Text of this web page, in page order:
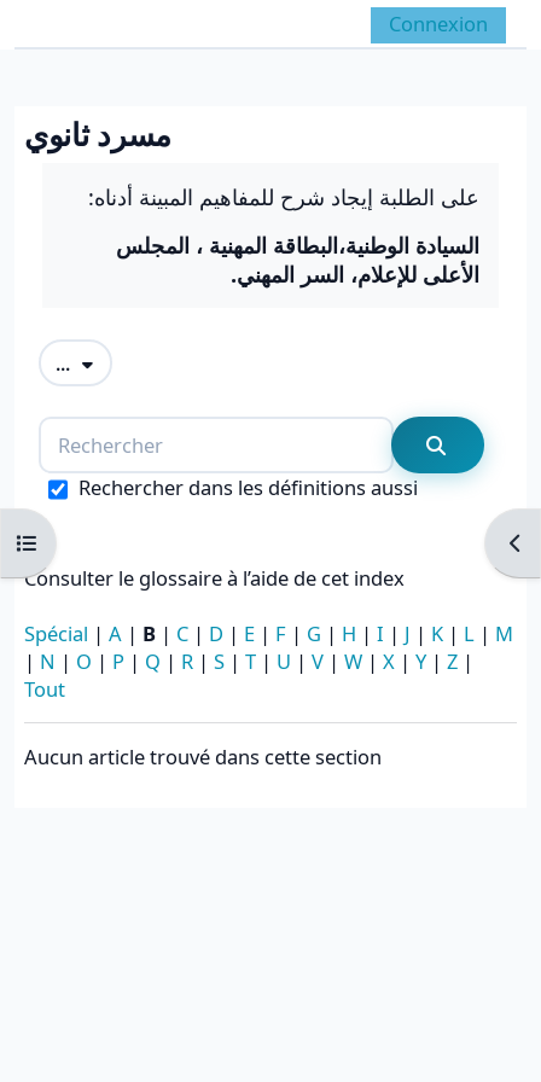
Panneau latéral
Activer/désactiver la
Connexion
Ouvrir l’index du cours
مسرد ثانوي
على الطلبة إيجاد شرح للمفاهيم المبينة أدناه:
السيادة الوطنية،البطاقة المهنية ، المجلس
الأعلى للإعلام، السر المهني.
... Exporter des articles
Rechercher
Rechercher dans les définitions aussi
Consulter le glossaire à l’aide de cet index
Spécial | A | B | C | D | E | F | G | H | I | J | K | L | M
| N | O | P | Q | R | S | T | U | V | W | X | Y| Z |
Tout
Aucun article trouvé dans cette section